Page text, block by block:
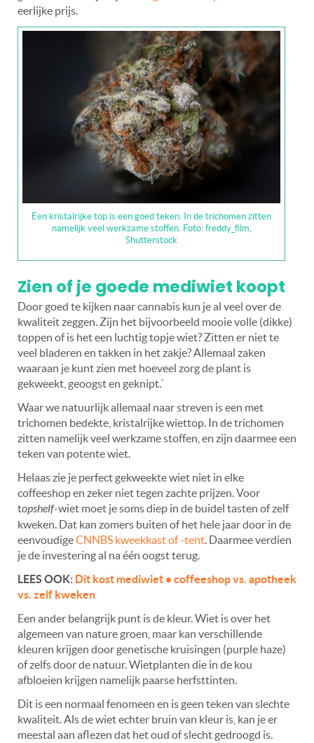
eerlijke prijs.
Een kristalrijke top is een goed teken. In de trichomen zitten
namelijk veel werkzame stoffen. Foto: freddy_film,
Shutterstock
Zien of je goede mediwiet koopt
Door goed te kijken naar cannabis kun je al veel over de
kwaliteit zeggen. Zijn het bijvoorbeeld mooie volle (dikke)
toppen of is het een luchtig topje wiet? Zitten er niet te
veel bladeren en takken in het zakje? Allemaal zaken
waaraan je kunt zien met hoeveel zorg de plant is
gekweekt, geoogst en geknipt.`
Waar we natuurlijk allemaal naar streven is een met
trichomen bedekte, kristalrijke wiettop. In de trichomen
zitten namelijk veel werkzame stoffen, en zijn daarmee een
teken van potente wiet.
Helaas zie je perfect gekweekte wiet niet in elke
coffeeshop en zeker niet tegen zachte prijzen. Voor
topshelf-wiet moet je soms diep in de buidel tasten of zelf
kweken. Dat kan zomers buiten of het hele jaar door in de
eenvoudigeCNNBS kweekkast of -tent. Daarmee verdien
je de investering al na één oogst terug.
LEES OOK: Dit kost mediwiet • coffeeshop vs. apotheek
vs. zelf kweken
Een ander belangrijk punt is de kleur. Wiet is over het
algemeen van nature groen, maar kan verschillende
kleuren krijgen door genetische kruisingen (purple haze)
of zelfs door de natuur. Wietplanten die in de kou
afbloeien krijgen namelijk paarse herfsttinten.
Dit is een normaal fenomeen en is geen teken van slechte
kwaliteit. Als de wiet echter bruin van kleur is, kan je er
meestal aan aflezen dat het oud of slecht gedroogd is.